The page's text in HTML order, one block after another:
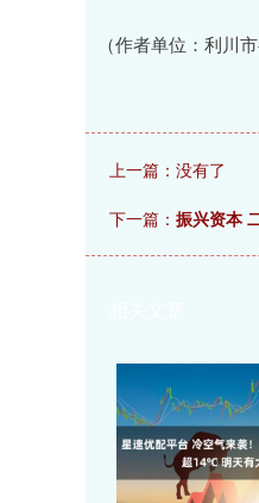
（作者单位：利川
上一篇：没有了
下一篇： 振兴资本